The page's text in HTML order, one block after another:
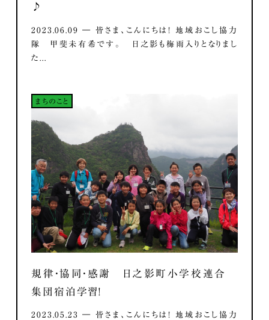
♪
2023.06.09 ― 皆さま、こんにちは！ 地域おこし協力
隊 甲斐未有希です。 日之影も梅雨入りとなりまし
た...
まちのこと
規律・協同・感謝 日之影町小学校連合
集団宿泊学習！
2023.05.23 ― 皆さま、こんにちは！ 地域おこし協力